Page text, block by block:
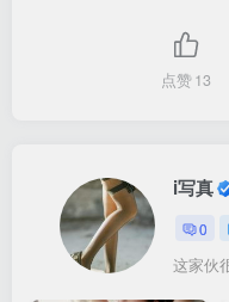
点赞13
i写真
0
这家伙